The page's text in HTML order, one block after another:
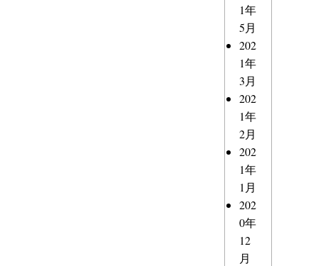
1年
5月
202
1年
3月
202
1年
2月
202
1年
1月
202
0年
12
月